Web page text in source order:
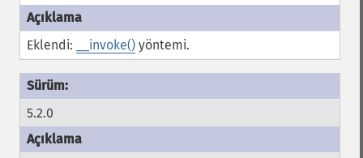
Eklendi: __invoke() yöntemi.
5.2.0